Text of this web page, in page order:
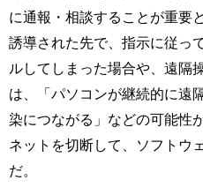
に通報・相談することが重要
誘導された先で、指示に従っ
ルしてしまった場合や、遠隔
は、「パソコンが継続的に遠
染につながる」などの可能性
ネットを切断して、ソフトウ
だ。